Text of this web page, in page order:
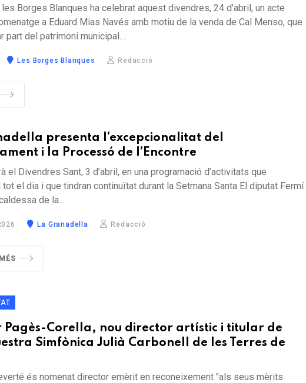
les Borges Blanques ha celebrat aquest divendres, 24 d’abril, un acte
a Eduard Mias Navés amb motiu de la venda de Cal Menso, que
part del patrimoni municipal....
Les Borges Blanques Redacció
presenta l’excepcionalitat del
i la Processó de l’Encontre
el Divendres Sant, 3 d’abril, en una programació d’activitats que
tot el dia i que tindran continuïtat durant la Setmana Santa El diputat Fermí
de la...
La Granadella Redacció
Pagès-Corella, nou director artístic i titular de
Simfònica Julià Carbonell de les Terres de
és nomenat director emèrit en reconeixement "als seus mèrits